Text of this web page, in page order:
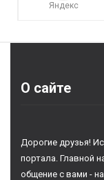
Яндекс
О сайте
Дорогие друзья!
портала. Главной
общение с вами -